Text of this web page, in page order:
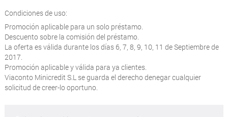
Condiciones de uso:
Promoción aplicable para un solo préstamo.
Descuento sobre la comisión del préstamo.
La oferta es válida durante los días 6, 7, 8, 9, 10, 11 de Septiembre de
2017.
Promoción aplicable y válida para ya clientes.
Viaconto Minicredit S.L se guarda el derecho denegar cualquier
solicitud de creer-lo oportuno.